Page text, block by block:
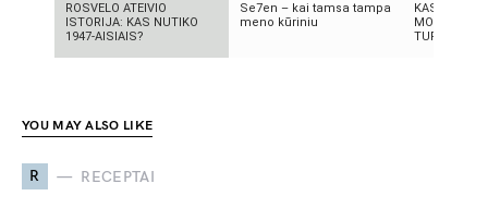
ROSVELO ATEIVIO
ISTORIJA: KAS NUTIKO
1947-AISIAIS?
Se7en – kai tamsa tampa
meno kūriniu
KAS
TURIME
YOU MAY ALSO LIKE
R RECEPTAI